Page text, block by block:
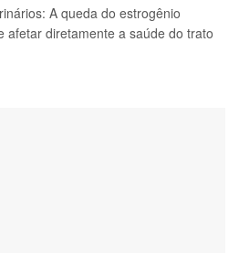
A queda do estrogênio
afetar diretamente a saúde do trato